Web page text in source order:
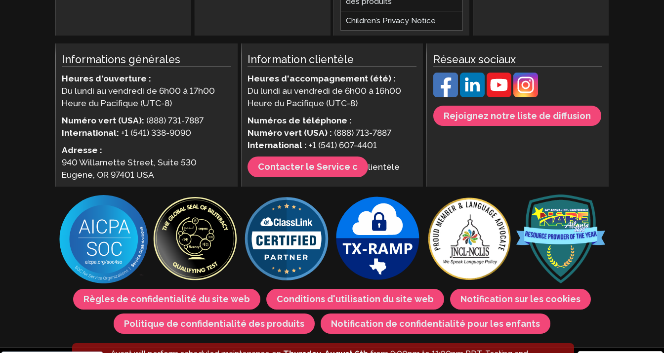
Children’s Privacy Notice
Informations générales
Heures d'ouverture :
Du lundi au vendredi de 6h00 à 17h00
Heure du Pacifique (UTC-8)
Numéro vert (USA): (888) 731-7887
International: +1 (541) 338-9090
Adresse :
940 Willamette Street, Suite 530
Eugene, OR 97401 USA
Information clientèle
Heures d'accompagnement (été) :
Du lundi au vendredi de 6h00 à 16h00
Heure du Pacifique (UTC-8)
Numéros de téléphone :
Numéro vert (USA) : (888) 713-7887
International : +1 (541) 607-4401
Contacter le Service c lientèle
Réseaux sociaux
Rejoignez notre liste de diffusion
Règles de confidentialité du site web Conditions d'utilisation du site web Notification sur les cookies
Politique de confidentialité des produits Notification de confidentialité pour les enfants